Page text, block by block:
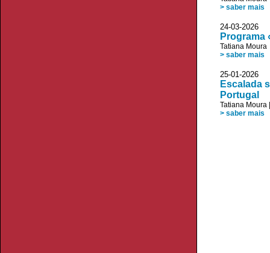
> saber mais
24-03-
Programa
Tatiana Moura
> saber mais
25-01-
Escalada
Portugal
Tatiana Moura
> saber mais